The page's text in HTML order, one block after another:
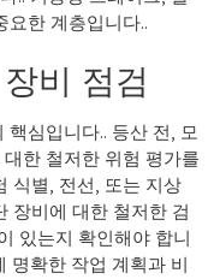
요한 계층입니다..
비 점검
심입니다.. 등산 전, 모
한 철저한 위험 평가를
식별, 전선, 또는 지상
장비에 대한 철저한 검
있는지 확인해야 합니
명확한 작업 계획과 비